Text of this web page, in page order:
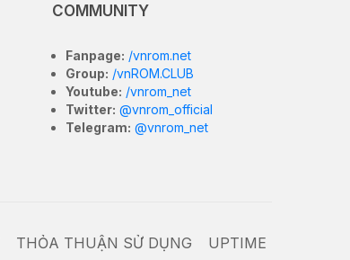
COMMUNITY
Fanpage: /vnrom.net
Group: /vnROM.CLUB
Youtube: /vnrom_net
Twitter: @vnrom_official
Telegram: @vnrom_net
THỎA THUẬN SỬ DỤNG UPTIME